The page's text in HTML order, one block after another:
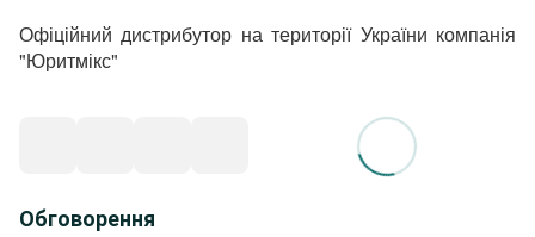
Офіційний дистрибутор на території України компанія
"Юритмікс"
Обговорення